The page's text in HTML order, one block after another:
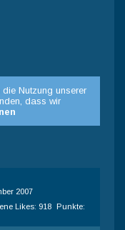
Nutzung unserer
dass wir
2007
Likes 918 Punkte